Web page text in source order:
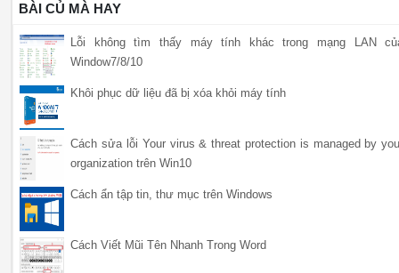
BÀI CỦ MÀ HAY
Lỗi không tìm thấy máy tính khác trong mạng LAN
Window7/8/10
Khôi phục dữ liệu đã bị xóa khỏi máy tính
Cách sửa lỗi Your virus & threat protection is managed by
organization trên Win10
Cách ẩn tập tin, thư mục trên Windows
Cách Viết Mũi Tên Nhanh Trong Word